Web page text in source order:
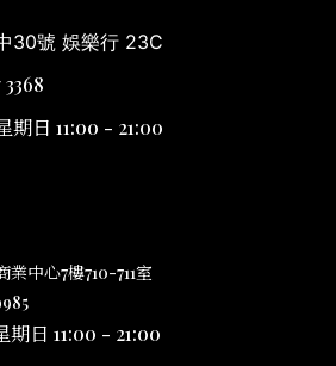
30號 娛樂行 23C
期日 11:00 - 21:00
中心7樓710-711室
期日 11:00 - 21:00